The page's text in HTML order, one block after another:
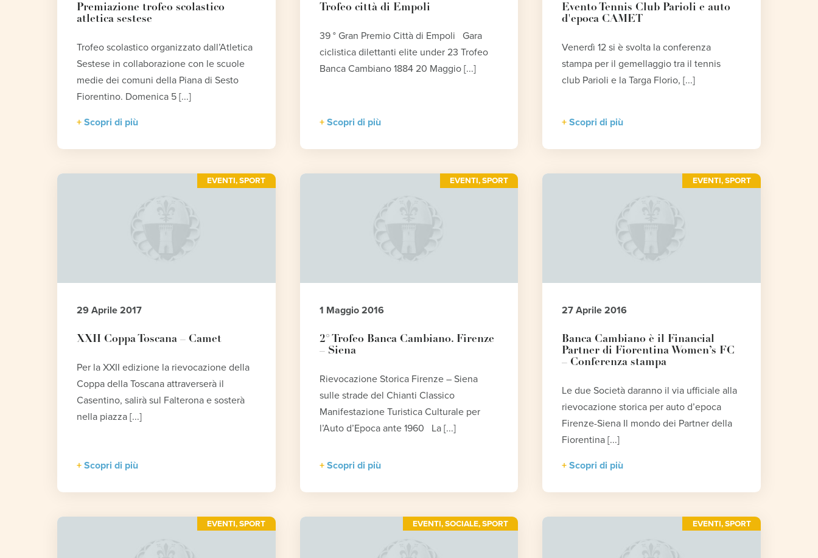
Premiazione trofeo scolastico
atletica sestese
Trofeo scolastico organizzato dall’Atletica
Sestese in collaborazione con le scuole
medie dei comuni della Piana di Sesto
Fiorentino. Domenica 5 [...]
Scopri di più
Trofeo città di Empoli
39 ° Gran Premio Città di Empoli Gara
ciclistica dilettanti elite under 23 Trofeo
Banca Cambiano 1884 20 Maggio [...]
Scopri di più
Evento Tennis Club Parioli e auto
d'epoca CAMET
Venerdì 12 si è svolta la conferenza
stampa per il gemellaggio tra il tennis
club Parioli e la Targa Florio, [...]
Scopri di più
EVENTI,SPORT
29 Aprile 2017
XXII Coppa Toscana – Camet
Per la XXII edizione la rievocazione della
Coppa della Toscana attraverserà il
Casentino, salirà sul Falterona e sosterà
nella piazza [...]
Scopri di più
EVENTI,SPORT
1 Maggio 2016
2° Trofeo Banca Cambiano. Firenze
– Siena
Rievocazione Storica Firenze – Siena
sulle strade del Chianti Classico
Manifestazione Turistica Culturale per
l’Auto d’Epoca ante 1960 La [...]
Scopri di più
EVENTI,SPORT
27 Aprile 2016
Banca Cambiano è il Financial
Partner di Fiorentina Women’s FC
– Conferenza stampa
Le due Società daranno il via ufficiale alla
rievocazione storica per auto d’epoca
Firenze-Siena Il mondo dei Partner della
Fiorentina [...]
Scopri di più
EVENTI,SPORT EVENTI,SOCIALE,SPORT EVENTI,SPORT